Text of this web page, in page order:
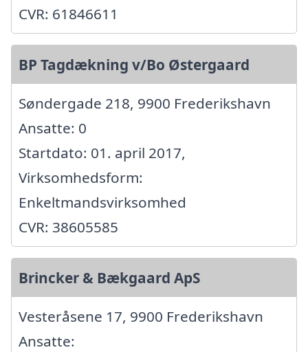
CVR: 61846611
BP Tagdækning v/Bo Østergaard
Søndergade 218, 9900 Frederikshavn
Ansatte: 0
Startdato: 01. april 2017,
Virksomhedsform:
Enkeltmandsvirksomhed
CVR: 38605585
Brincker & Bækgaard ApS
Vesteråsene 17, 9900 Frederikshavn
Ansatte: